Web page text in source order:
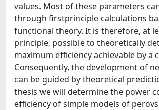
values. Most of these parameters
through firstprinciple calculations
functional theory. It is therefore, at
principle, possible to theoretically
maximum efficiency achievable by a
Consequently, the development of
can be guided by theoretical
thesis we will determine the power
efficiency of simple models of